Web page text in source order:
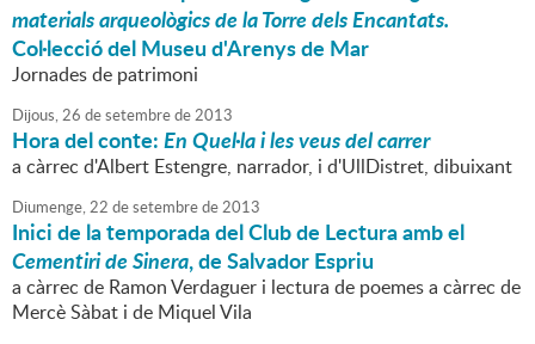
materials arqueològics de la Torre dels Encantats.
Col·lecció del Museu d'Arenys de Mar
Jornades de patrimoni
Dijous,26 desetembrede2013
Hora del conte:En Quel·la i les veus del carrer
a càrrec d'Albert Estengre, narrador, i d'UllDistret, dibuixant
Diumenge,22 desetembrede2013
Inici de la temporada del Club de Lectura amb el
Cementiri de Sinera, de Salvador Espriu
a càrrec de Ramon Verdaguer i lectura de poemes a càrrec de
Mercè Sàbat i de Miquel Vila